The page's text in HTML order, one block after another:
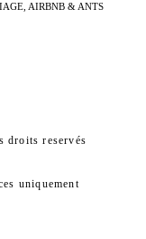
AIRBNB & ANTS
droits reservés
uniquement